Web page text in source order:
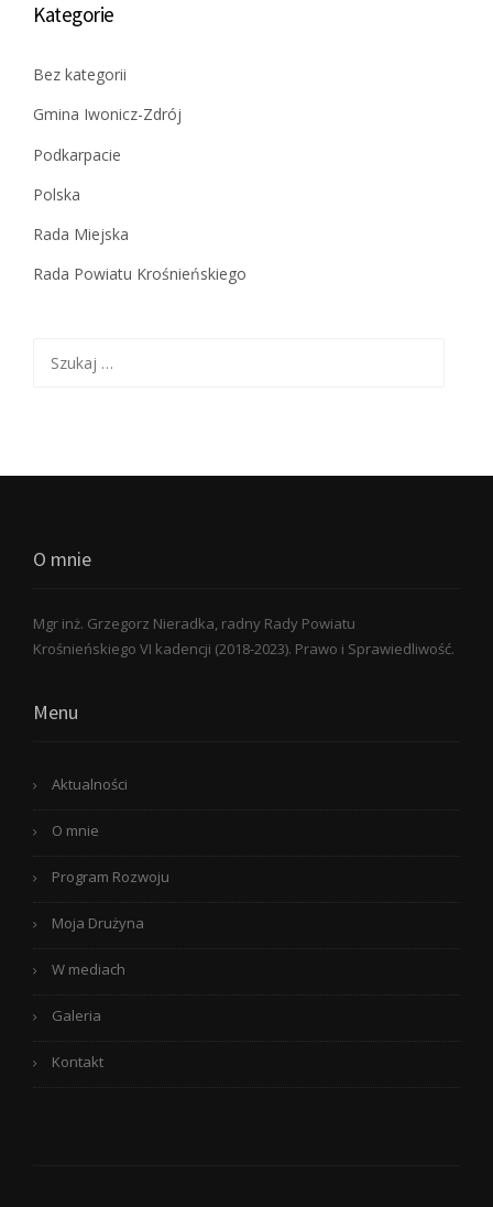
Kategorie
Bez kategorii
Gmina Iwonicz-Zdrój
Podkarpacie
Polska
Rada Miejska
Rada Powiatu Krośnieńskiego
O mnie
Mgr inż. Grzegorz Nieradka, radny Rady Powiatu
Krośnieńskiego VI kadencji (2018-2023). Prawo i Sprawiedliwość.
Menu
Aktualności
O mnie
Program Rozwoju
Moja Drużyna
W mediach
Galeria
Kontakt